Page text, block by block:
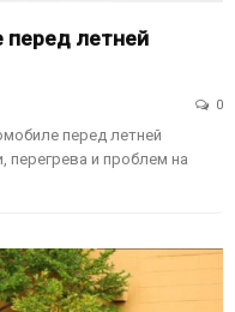
перед летней
0
перед летней
перегрева и проблем на